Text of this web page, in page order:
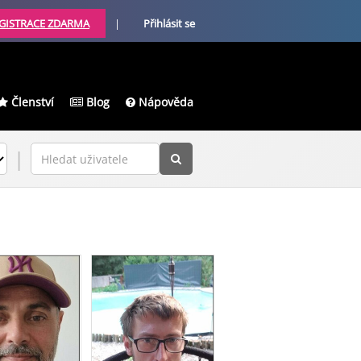
ZDARMA | Přihlásit se
Členství Blog Nápověda
|